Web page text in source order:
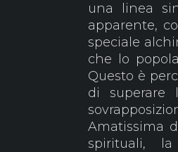
una linea
apparente,
speciale
che lo
Questo è
di superare
Amatissima
spirituali,